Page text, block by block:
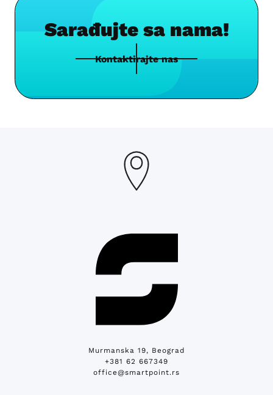
Sarađujte sa nama!
Kontaktirajte nas
Murmanska 19, Beograd
+381 62 667349
office@smartpoint.rs